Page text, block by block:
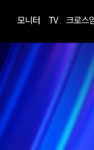
모니터 TV 크로스